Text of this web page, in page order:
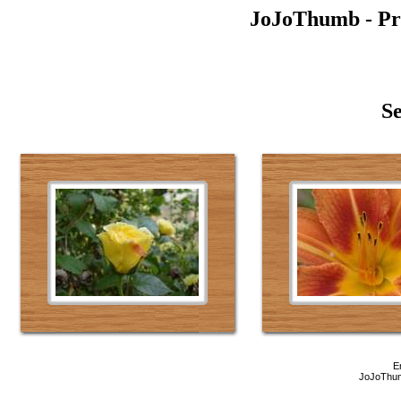
JoJoThumb -